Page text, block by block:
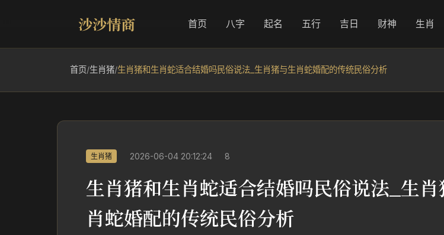
沙沙情商 首页 八字 起名 五行 吉日 财神 生肖
首页/生肖猪/生肖猪和生肖蛇适合结婚吗民俗说法_生肖猪与生肖蛇婚配的传统民俗分析
生肖猪 2026-06-04 20:12:24 8
生肖猪和生肖蛇适合结婚吗民俗说法_生肖
肖蛇婚配的传统民俗分析